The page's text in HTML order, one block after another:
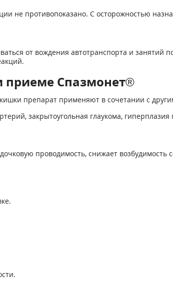
не противопоказано. С осторожностью
от вождения автотранспорта и
приеме Спазмонет®
препарат применяют в сочетании с
закрытоугольная глаукома,
проводимость, снижает